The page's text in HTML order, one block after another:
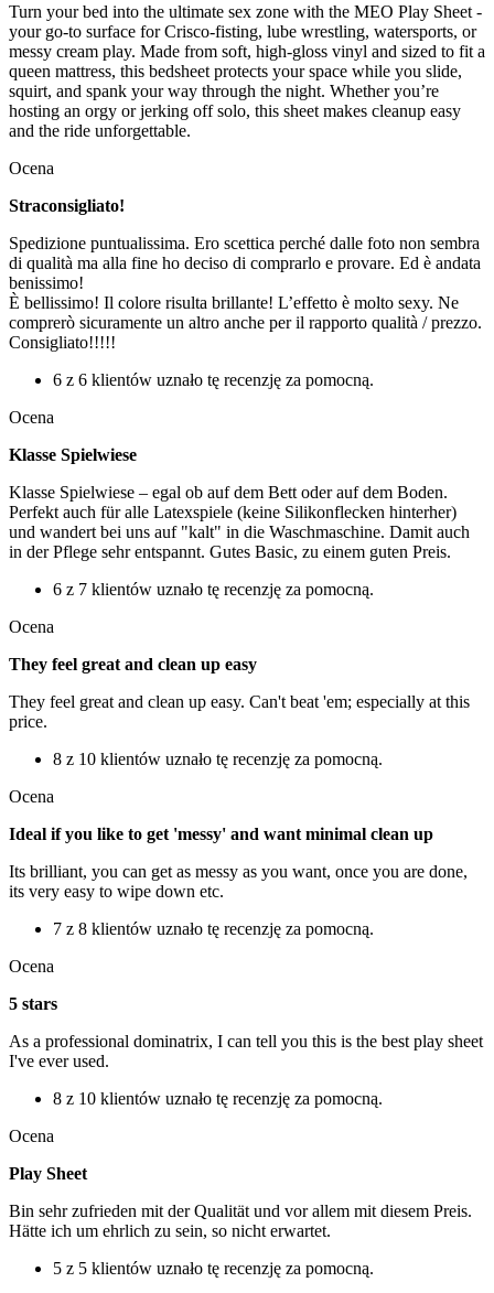
Turn your bed into the ultimate sex zone with the MEO Play Sheet -
your go-to surface for Crisco-fisting, lube wrestling, watersports, or
messy cream play. Made from soft, high-gloss vinyl and sized to fit a
queen mattress, this bedsheet protects your space while you slide,
squirt, and spank your way through the night. Whether you’re
hosting an orgy or jerking off solo, this sheet makes cleanup easy
and the ride unforgettable.
Ocena
Straconsigliato!
Spedizione puntualissima. Ero scettica perché dalle foto non sembra
di qualità ma alla fine ho deciso di comprarlo e provare. Ed è andata
benissimo!
È bellissimo! Il colore risulta brillante! L’effetto è molto sexy. Ne
comprerò sicuramente un altro anche per il rapporto qualità / prezzo.
Consigliato!!!!!
6 z 6 klientów uznało tę recenzję za pomocną.
Ocena
Klasse Spielwiese
Klasse Spielwiese – egal ob auf dem Bett oder auf dem Boden.
Perfekt auch für alle Latexspiele (keine Silikonflecken hinterher)
und wandert bei uns auf "kalt" in die Waschmaschine. Damit auch
in der Pflege sehr entspannt. Gutes Basic, zu einem guten Preis.
6 z 7 klientów uznało tę recenzję za pomocną.
Ocena
They feel great and clean up easy
They feel great and clean up easy. Can't beat 'em; especially at this
price.
8 z 10 klientów uznało tę recenzję za pomocną.
Ocena
Ideal if you like to get 'messy' and want minimal clean up
Its brilliant, you can get as messy as you want, once you are done,
its very easy to wipe down etc.
7 z 8 klientów uznało tę recenzję za pomocną.
Ocena
5 stars
As a professional dominatrix, I can tell you this is the best play sheet
I've ever used.
8 z 10 klientów uznało tę recenzję za pomocną.
Ocena
Play Sheet
Bin sehr zufrieden mit der Qualität und vor allem mit diesem Preis.
Hätte ich um ehrlich zu sein, so nicht erwartet.
5 z 5 klientów uznało tę recenzję za pomocną.